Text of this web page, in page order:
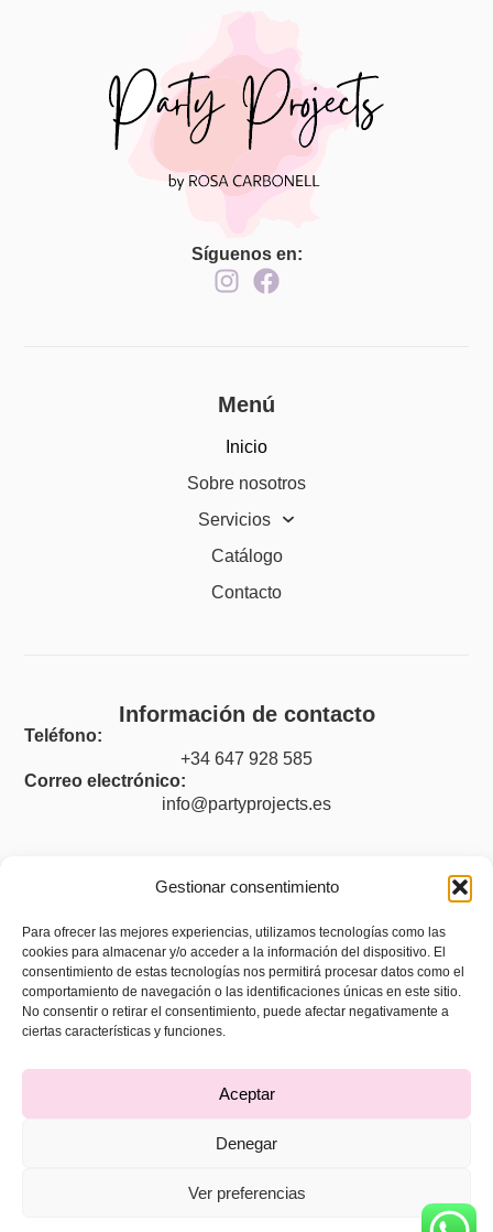
Gestionar consentimiento
Para ofrecer las mejores experiencias, utilizamos tecnologías como las
cookies para almacenar y/o acceder a la información del dispositivo. El
consentimiento de estas tecnologías nos permitirá procesar datos como el
comportamiento de navegación o las identificaciones únicas en este sitio.
No consentir o retirar el consentimiento, puede afectar negativamente a
ciertas características y funciones.
Aceptar
Denegar
Ver preferencias
Síguenos en:
Menú
Inicio
Sobre nosotros
Servicios
Catálogo
Contacto
Información de contacto
Teléfono:
+34 647 928 585
Correo electrónico:
info@partyprojects.es
Aviso legal
Política de privacidad
Política de cookies (UE)